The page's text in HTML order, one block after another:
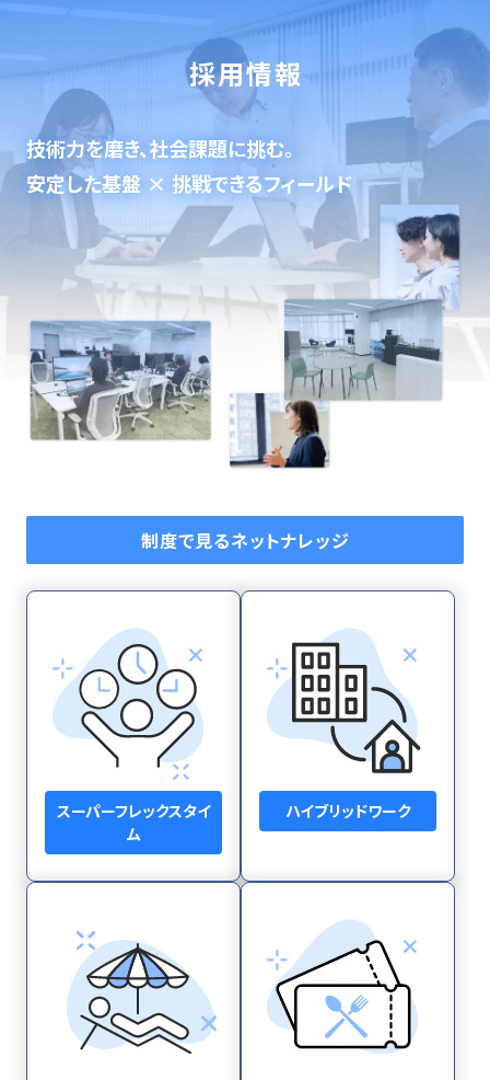
採用情報
技術力を磨き、社会課題に挑む。
安定した基盤 × 挑戦できるフィールド
制度で見るネットナレッジ
スーパーフレックスタイ
ム
ハイブリッドワーク